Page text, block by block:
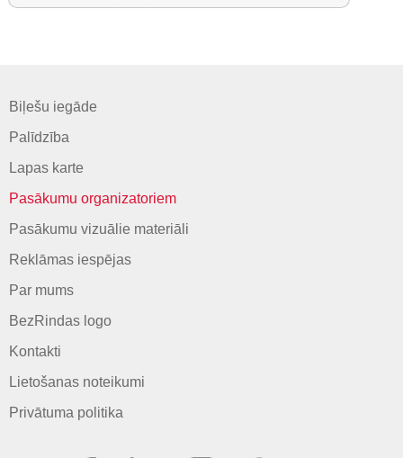
Biļešu iegāde
Palīdzība
Lapas karte
Pasākumu organizatoriem
Pasākumu vizuālie materiāli
Reklāmas iespējas
Par mums
BezRindas logo
Kontakti
Lietošanas noteikumi
Privātuma politika